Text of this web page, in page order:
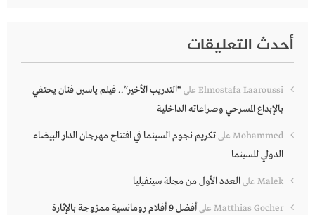
أحدث التعليقات
Elmostafa Laaroussi على“التدريب الأخير”.. فيلم ياسين فنان يحتفي
بالإبداع المسرحي وصراعاته الداخلية
Mohammed علىتكريم نجوم السينما في افتتاح مهرجان الدار البيضاء
الدولي للسينما
Malek علىالعدد الأول من مجلة سينفيليا
Matthias Gocher على
أفضل 9 أفلام رومانسية ممزوجة بالإثارة